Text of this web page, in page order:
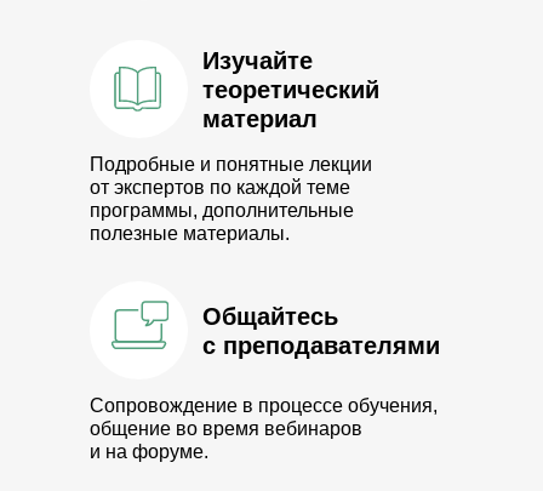
Изучайте
теоретический
материал
Подробные и понятные лекции
от экспертов по каждой теме
программы, дополнительные
полезные материалы.
Общайтесь
с преподавателями
Сопровождение в процессе обучения,
общение во время вебинаров
и на форуме.